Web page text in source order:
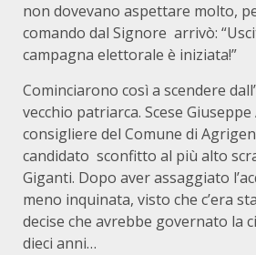
non dovevano aspettare molto,
comando dal Signore arrivò:
campagna elettorale è iniziata!”
Cominciarono così a scendere
vecchio patriarca. Scese
consigliere del Comune di
candidato sconfitto al più alto
Giganti. Dopo aver assaggiato
meno inquinata, visto che c’era
decise che avrebbe governato la
dieci anni…